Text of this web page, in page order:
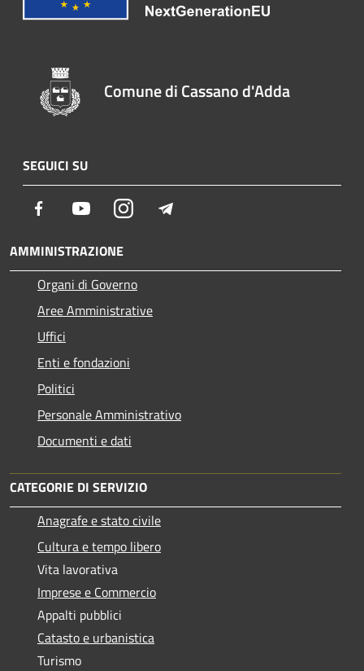
Comune di Cassano d'Adda
SEGUICI SU
Facebook YoutubeInstagram
AMMINISTRAZIONE
Organi di Governo
Aree Amministrative
Uffici
Enti e fondazioni
Politici
Personale Amministrativo
Documenti e dati
CATEGORIE DI SERVIZIO
Anagrafe e stato civile
Cultura e tempo libero
Vita lavorativa
Imprese e Commercio
Appalti pubblici
Catasto e urbanistica
Turismo